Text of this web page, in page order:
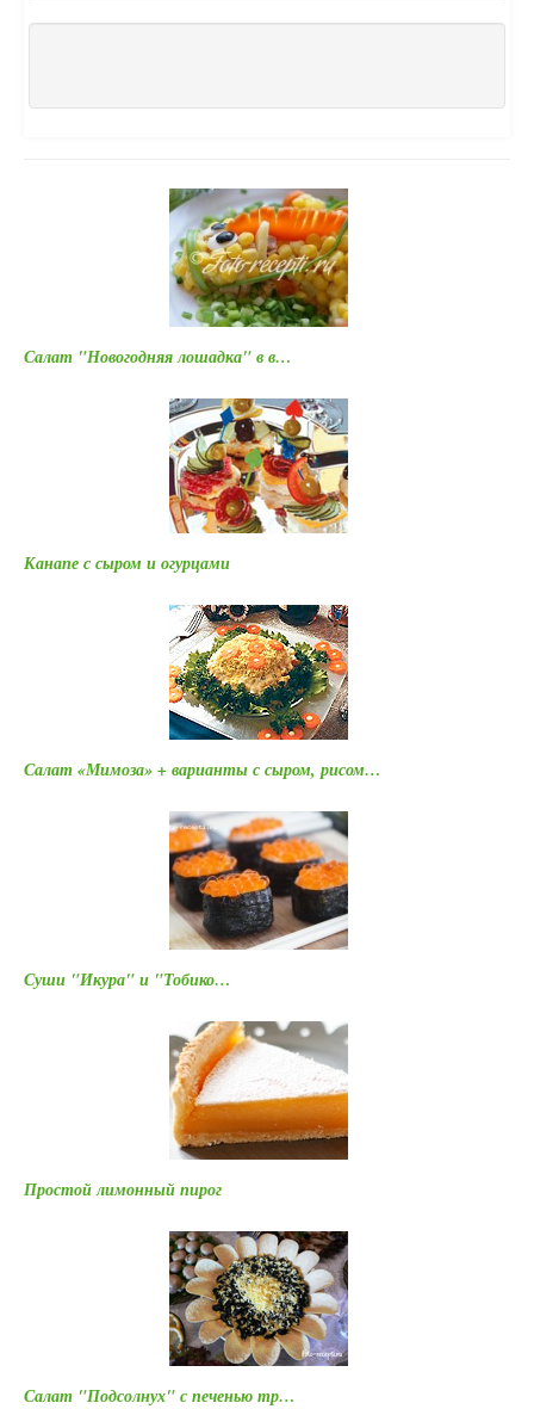
Салат "Новогодняя лошадка" в в…
Канапе с сыром и огурцами
Салат «Мимоза» + варианты с сыром, рисом…
Суши "Икура" и "Тобико…
Простой лимонный пирог
Салат "Подсолнух" с печенью тр…